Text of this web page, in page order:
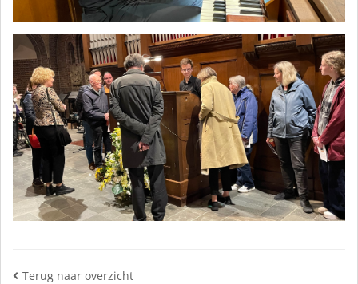
Terug naar overzicht